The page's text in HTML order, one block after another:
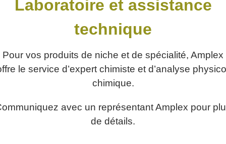
Laboratoire et assistance
technique
Pour vos produits de niche et de spécialité, Amplex
le service d’expert chimiste et d’analyse
chimique.
avec un représentant Amplex pour
de détails.